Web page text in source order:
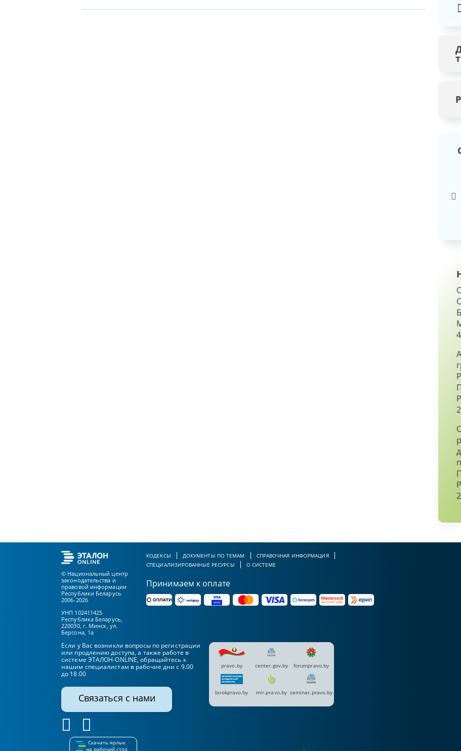
© Национальный центр
законодательства и
правовой информации
Республики Беларусь
2006-2026
УНП 102411425
Республика Беларусь,
220030, г. Минск, ул.
Берсона, 1а
КОДЕКСЫ ДОКУМЕНТЫ ПО ТЕМАМ
СПРАВОЧНАЯ ИНФОРМАЦИЯ
СПЕЦИАЛИЗИРОВАННЫЕ РЕСУРСЫ
О СИСТЕМЕ
Принимаем к оплате
Если у Вас возникли вопросы по регистрации
или продлению доступа, а также работе в
системе ЭТАЛОН-ONLINE, обращайтесь к
нашим специалистам в рабочие дни с 9.00
до 18.00
Связаться с нами
Скачать ярлык
на рабочий стол
pravo.by center.gov.by forumpravo.by
bookpravo.by mir.pravo.by seminar.pravo.by